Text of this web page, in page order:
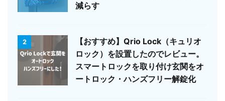
減らす
2
【おすすめ】Qrio Lock（キュリオ
ロック）を設置したのでレビュー。
スマートロックを取り付け玄関をオ
ートロック・ハンズフリー解錠化